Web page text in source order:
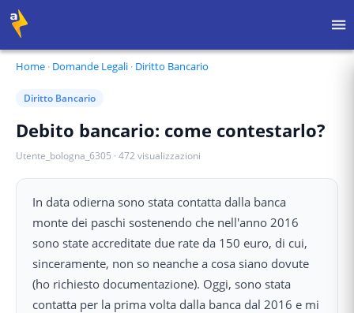
Home · Domande Legali · Diritto Bancario
Diritto Bancario
Debito bancario: come contestarlo?
Utente_bologna_6305 · 472 visualizzazioni
In data odierna sono stata contatta dalla banca
monte dei paschi sostenendo che nell'anno 2016
sono state accreditate due rate da 150 euro, di cui,
sinceramente, non so neanche a cosa siano dovute
(ho richiesto documentazione). Oggi, sono stata
contatta per la prima volta dalla banca dal 2016 e mi